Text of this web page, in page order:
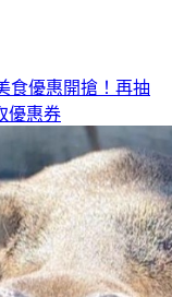
食優惠開搶！再抽
優惠券